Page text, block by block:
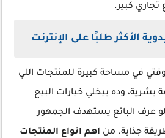
كبير.
الأكثر طلبًا على الإنترنت
في مساحة كبيرة للمنتجات اللي
وده بيخلي خيارات البيع
عرف البائع يستهدف الجمهور
جذابة. من اهم انواع المنتجات